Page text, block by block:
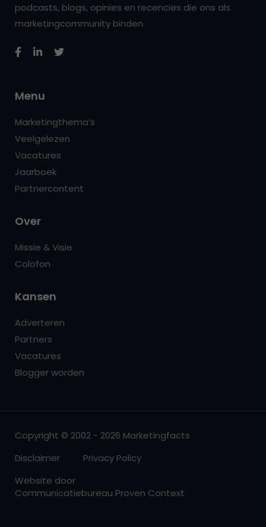
podcasts, blogs, opinies en recencies die ons als
marketingcommunity binden.
Menu
Marketingthema’s
Veelgelezen
Vacatures
Jaarboek
Partnercontent
Over
Missie & Visie
Colofon
Kansen
Adverteren
Partners
Vacatures
Blogger worden
Copyright © 2002 - 2026 Marketingfacts
Disclaimer
Privacy Policy
Website door
Communicatiebureau Proven Context